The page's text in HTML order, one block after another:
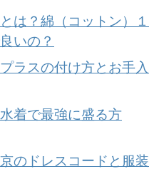
は？綿（コットン）１
いの？
ラスの付け方とお手入
着で最強に盛る方
のドレスコードと服装